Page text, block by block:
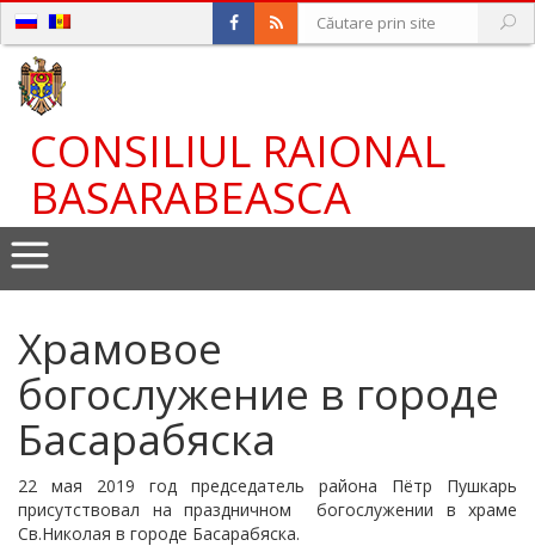
CONSILIUL RAIONAL
BASARABEASCA
Храмовое
богослужение в городе
Басарабяска
22 мая 2019 год председатель района Пётр Пушкарь
присутствовал на праздничном богослужении в храме
Св.Николая в городе Басарабяска.